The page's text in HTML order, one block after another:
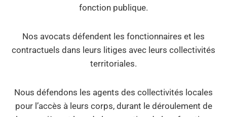
fonction publique.
Nos avocats défendent les fonctionnaires et les
contractuels dans leurs litiges avec leurs collectivités
territoriales.
Nous défendons les agents des collectivités locales
pour l’accès à leurs corps, durant le déroulement de